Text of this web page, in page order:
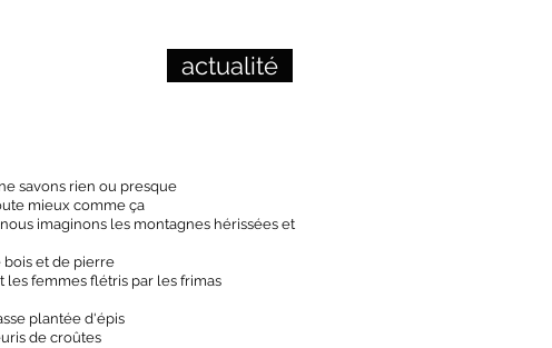
actualité
savons rien ou presque
mieux comme ça
imaginons les montagnes hérissées et
bois et de pierre
les femmes flétris par les frimas
plantée d'épis
de croûtes